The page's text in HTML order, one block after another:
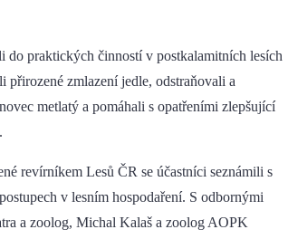
praktických činností v postkalamitních lesích
zmlazení jedle, odstraňovali a
metlatý a pomáhali s opatřeními zlepšující
revírníkem Lesů ČR se účastníci seznámili s
v lesním hospodaření. S odbornými
a zoolog, Michal Kalaš a zoolog AOPK